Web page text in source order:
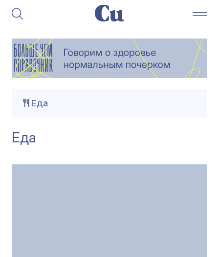
Еда
Еда